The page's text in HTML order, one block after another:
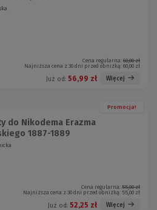
Cena regularna: 60,00 zł
Najniższa cena z 30 dni przed obniżką: 60,00 zł
Już od: 56,99 zł Więcej
Promocja!
do Nikodema Erazma
1887-1889
Cena regularna: 55,00 zł
Najniższa cena z 30 dni przed obniżką: 55,00 zł
Już od: 52,25 zł Więcej